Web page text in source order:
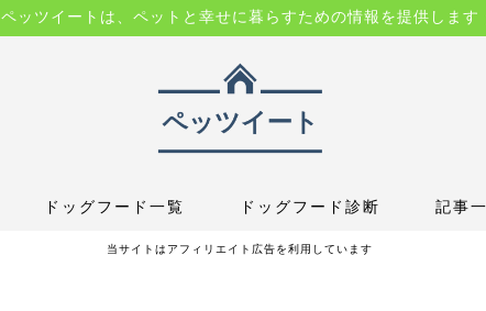
ペッツイートは、ペットと幸せに暮らすための情報を提供します
ドッグフード一覧 ドッグフード診断 記事
当サイトはアフィリエイト広告を利用しています